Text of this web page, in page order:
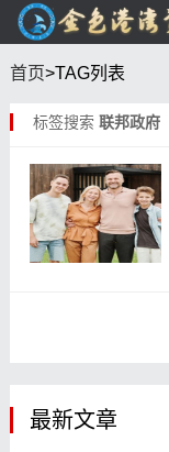
首页>TAG列表
标签搜索 联邦政府
最新文章